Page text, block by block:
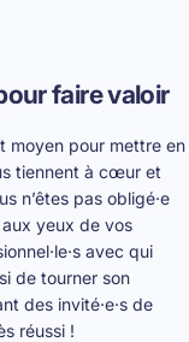
faire valoir
moyen pour mettre en
tiennent à cœur et
n’êtes pas obligé·e
yeux de vos
avec qui
de tourner son
des invité·e·s de
réussi !